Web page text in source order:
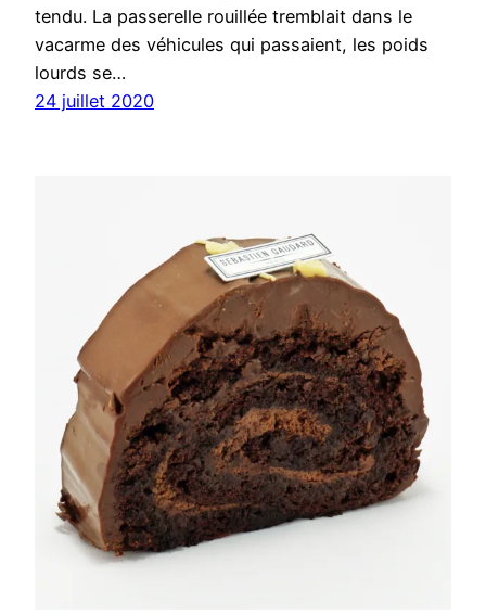
tendu. La passerelle rouillée tremblait dans le
vacarme des véhicules qui passaient, les poids
lourds se…
24 juillet 2020